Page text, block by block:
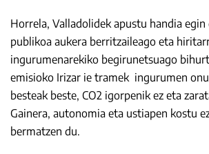
Horrela, Valladolidek apustu handia
publikoa aukera berritzaileago eta
ingurumenarekiko begirunetsuago
emisioko Irizar ie tramek ingurumen
besteak beste, CO2 igorpenik ez eta
Gainera, autonomia eta ustiapen kostu
bermatzen du.